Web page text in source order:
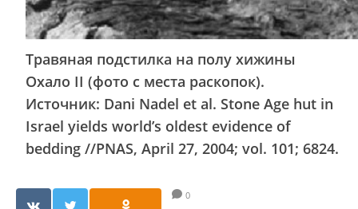
Травяная подстилка на полу хижины
Охало II (фото с места раскопок).
Источник: Dani Nadel et al. Stone Age hut in
Israel yields world’s oldest evidence of
bedding //PNAS, April 27, 2004; vol. 101; 6824.
0